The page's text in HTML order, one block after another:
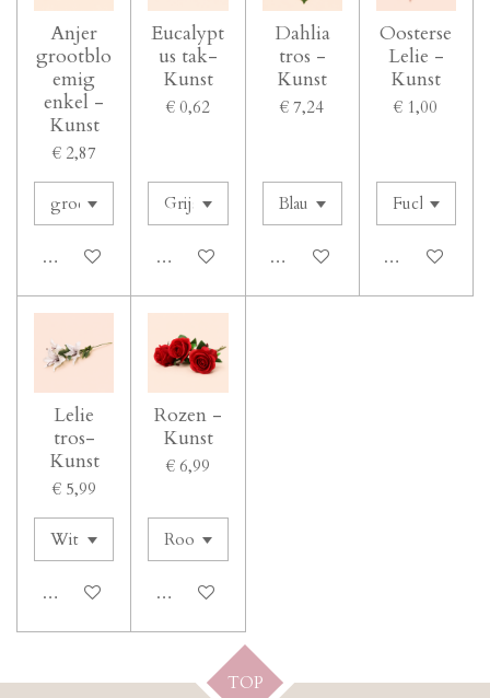
Anjer
grootblo
emig
enkel -
Kunst
€ 2,87
In winkelwagen
Eucalypt
us tak-
Kunst
€ 0,62
In winkelwagen
Dahlia
tros -
Kunst
€ 7,24
In winkelwagen
Oosterse
Lelie -
Kunst
€ 1,00
In
Lelie
tros-
Kunst
€ 5,99
In winkelwagen
Rozen -
Kunst
€ 6,99
In winkelwagen
TOP